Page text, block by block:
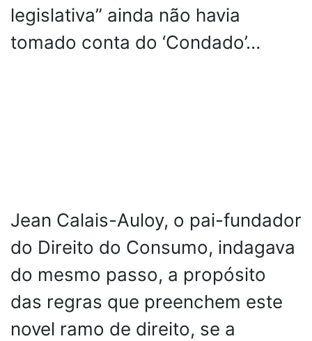
legislativa” ainda não havia
tomado conta do ‘Condado’…
Jean Calais-Auloy, o pai-fundador
do Direito do Consumo, indagava
do mesmo passo, a propósito
das regras que preenchem este
novel ramo de direito, se a